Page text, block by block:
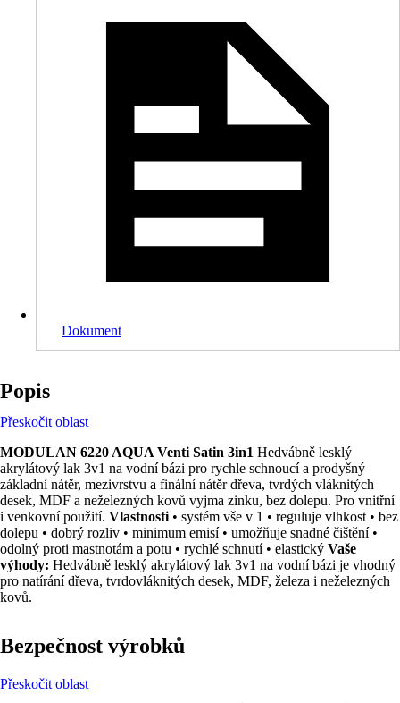
Dokument
Popis
Přeskočit oblast
MODULAN 6220 AQUA Venti Satin 3in1 Hedvábně lesklý
akrylátový lak 3v1 na vodní bázi pro rychle schnoucí a prodyšný
základní nátěr, mezivrstvu a finální nátěr dřeva, tvrdých vláknitých
desek, MDF a neželezných kovů vyjma zinku, bez dolepu. Pro vnitřní
i venkovní použití. Vlastnosti • systém vše v 1 • reguluje vlhkost • bez
dolepu • dobrý rozliv • minimum emisí • umožňuje snadné čištění •
odolný proti mastnotám a potu • rychlé schnutí • elastický Vaše
výhody: Hedvábně lesklý akrylátový lak 3v1 na vodní bázi je vhodný
pro natírání dřeva, tvrdovláknitých desek, MDF, železa i neželezných
kovů.
Bezpečnost výrobků
Přeskočit oblast